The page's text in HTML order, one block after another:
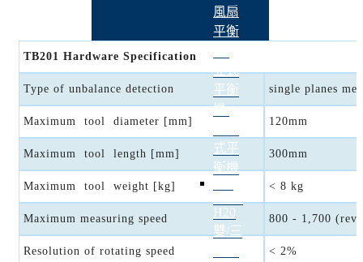
風扇
平衡
立式
平衡
機,
式平
衡機
H20
雙/三
TB201 Hardware Specification
Type of unbalance detection single planes
Maximum tool diameter [mm] 120mm
Maximum tool length [mm] 300mm
Maximum tool weight [kg] < 8 kg
Maximum measuring speed 800 - 1,700
Resolution of rotating speed < 2%